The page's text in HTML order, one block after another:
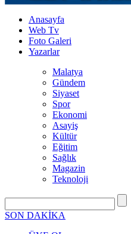
Anasayfa
Web Tv
Foto Galeri
Yazarlar
Malatya
Gündem
Siyaset
Spor
Ekonomi
Asayiş
Kültür
Eğitim
Sağlık
Magazin
Teknoloji
SON DAKİKA